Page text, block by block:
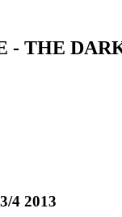
- THE
4 2013